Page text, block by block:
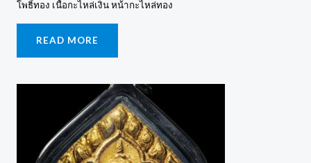
โพธิ์ทอง เนื้อกะไหล่เงิน หน้ากะไหล่ทอง
READ MORE